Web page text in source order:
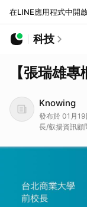
在LINE應用程式中開啟
科技
【張瑞雄
Knowing
發布於 01月
長/叡揚資訊顧